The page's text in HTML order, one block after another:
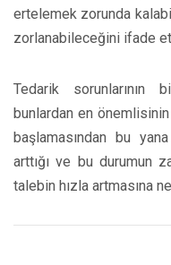
ertelemek zorunda
zorlanabileceğini ifade
Tedarik sorunlarının
bunlardan en önemlisinin
başlamasından bu
arttığı ve bu durumun
talebin hızla artmasına